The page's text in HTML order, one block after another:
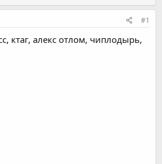
#1
ктаг, алекс отлом, чиплодырь,